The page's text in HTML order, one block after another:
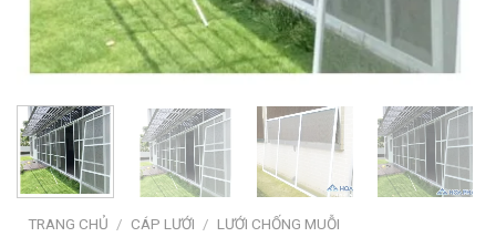
TRANG CHỦ / CÁP LƯỚI / LƯỚI CHỐNG MUỖI